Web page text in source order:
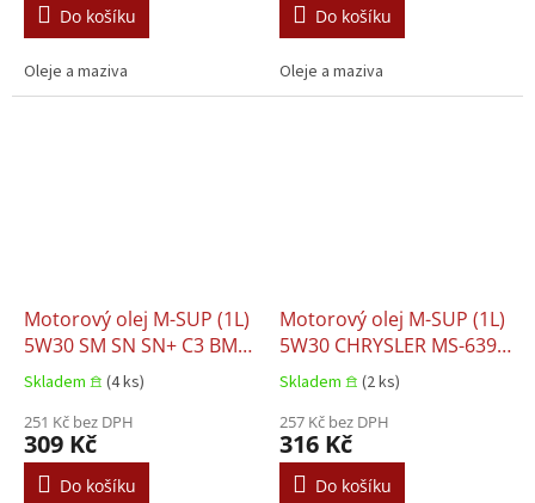
Do košíku
Oleje a maziva
RENAULT RN 0710 VW
502.00 VW 505.00
Do košíku
Oleje a maziva
Motorový olej M-SUP (1L)
5W30 SM SN SN+ C3 BMW
LL-04 MB 229.31 MB
229.51 MB 229.52
Skladem 𖠿 (4 ks)
251 Kč bez DPH
309 Kč
Do košíku
Motorový olej M-SUP (1L)
5W30 CHRYSLER MS-6395
DEXOS1 GEN2
Skladem 𖠿 (2 ks)
257 Kč bez DPH
316 Kč
Do košíku